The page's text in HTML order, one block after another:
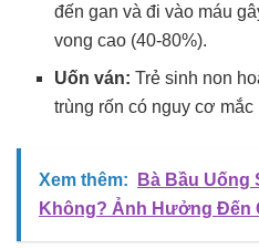
đến gan và đi vào máu
vong cao (40-80%).
Uốn ván: Trẻ sinh non
trùng rốn có nguy cơ mắc
Xem thêm:
Bà Bầu
Không? Ảnh Hưởng Đến